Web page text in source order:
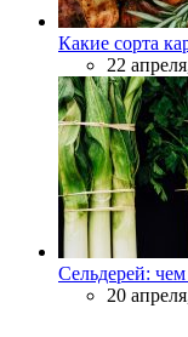
Какие сорта
22
Сельдерей:
20